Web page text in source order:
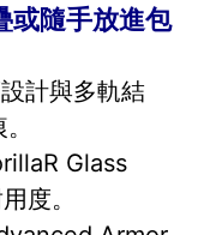
或隨手放進包
計與多軌結
Glass
度。